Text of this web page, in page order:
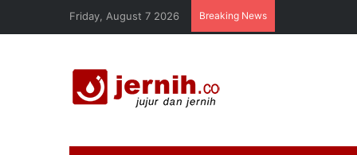
Friday, August 7 2026 Breaking News